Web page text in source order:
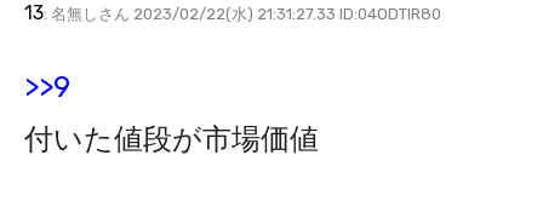
13: 名無しさん 2023/02/22(水) 21:31:27.33 ID:04ODTIR80
>>9
付いた値段が市場価値